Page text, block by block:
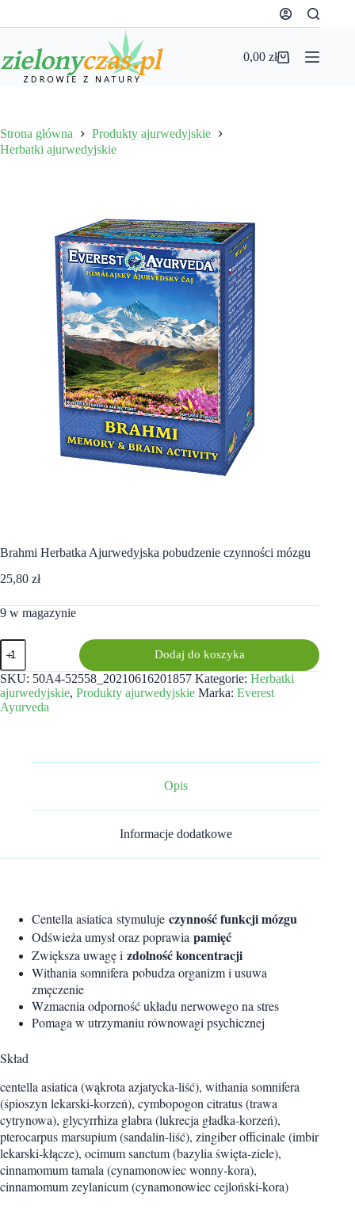
Koszyk
0,00zł
Strona główna
Produkty ajurwedyjskie
Herbatki ajurwedyjskie
Brahmi Herbatka Ajurwedyjska pobudzenie czynności mózgu
25,80 zł
9 w magazynie
ilość
Brahmi
Herbatka
Ajurwedyjska
pobudzenie
czynności
Dodaj do koszyka
SKU: 50A4-52558_20210616201857 Kategorie: Herbatki
ajurwedyjskie, Produkty ajurwedyjskie Marka: Everest
Ayurveda
Opis
Informacje dodatkowe
Centella asiatica stymuluje czynność funkcji mózgu
Odświeża umysł oraz poprawia pamięć
Zwiększa uwagę i zdolność koncentracji
Withania somnifera pobudza organizm i usuwa
zmęczenie
Wzmacnia odporność układu nerwowego na stres
Pomaga w utrzymaniu równowagi psychicznej
Skład
centella asiatica (wąkrota azjatycka-liść), withania somnifera
(śpioszyn lekarski-korzeń), cymbopogon citratus (trawa
cytrynowa), glycyrrhiza glabra (lukrecja gładka-korzeń),
pterocarpus marsupium (sandalin-liść), zingiber officinale (imbir
lekarski-kłącze), ocimum sanctum (bazylia święta-ziele),
cinnamomum tamala (cynamonowiec wonny-kora),
cinnamomum zeylanicum (cynamonowiec cejloński-kora)